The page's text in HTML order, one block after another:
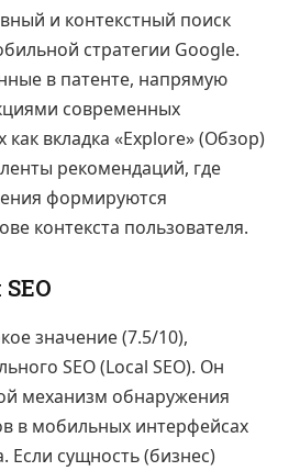
и контекстный поиск
стратегии Google.
в патенте, напрямую
современных
как вкладка «Explore» (Обзор)
рекомендаций, где
формируются
контекста пользователя.
значение (7.5/10),
SEO (Local SEO). Он
механизм обнаружения
в мобильных интерфейсах
Если сущность (бизнес)